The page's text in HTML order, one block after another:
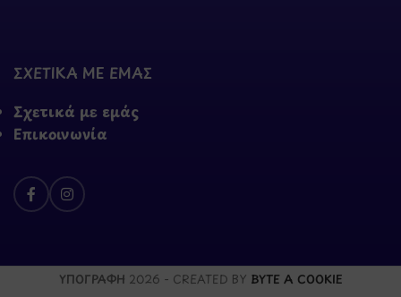
ΣΧΕΤΙΚΑ ΜΕ ΕΜΑΣ
Σχετικά με εμάς
Επικοινωνία
ΥΠΟΓΡΑΦΗ 2026 - CREATED BY BYTE A COOKIE